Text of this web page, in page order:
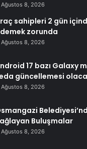
Ağustos 8, 2026
sahipleri 2 gün
zorunda
Ağustos 8, 2026
17 bazı Galaxy
güncellemesi
Ağustos 8, 2026
Buluşmalar
Ağustos 8, 2026